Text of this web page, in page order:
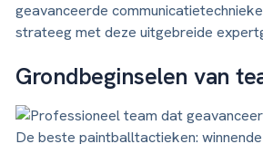
geavanceerde
strateeg met deze uitgebreide
Grondbeginselen van
De beste paintballtactieken: